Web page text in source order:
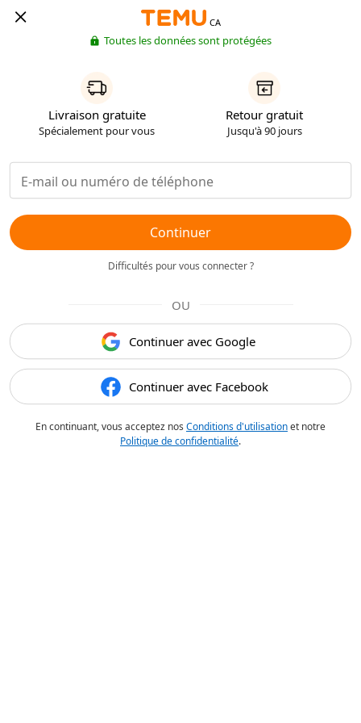
CA
Toutes les données sont protégées
Livraison gratuite
Spécialement pour vous
Retour gratuit
Jusqu'à 90 jours
Continuer
Difficultés pour vous connecter ?
OU
Continuer avec Google
Continuer avec Facebook
En continuant, vous acceptez nos Conditions d'utilisationet notre
Politique de confidentialité.